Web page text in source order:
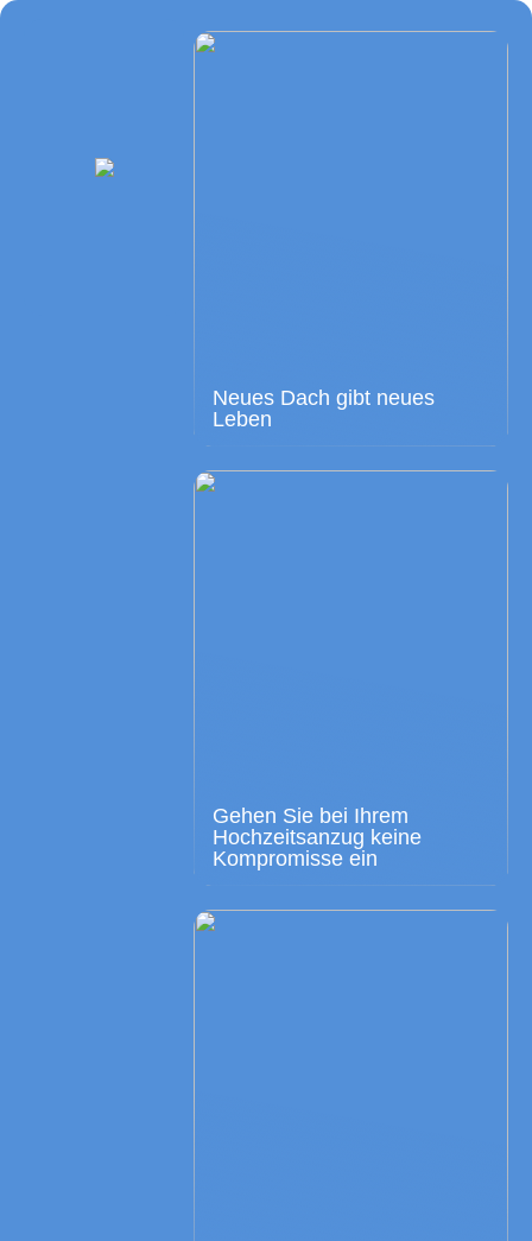
Neues Dach gibt neues
Leben
Gehen Sie bei Ihrem
Hochzeitsanzug keine
Kompromisse ein